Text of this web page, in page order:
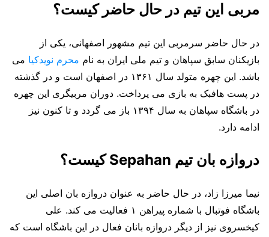
مربی این تیم در حال حاضر کیست؟
در حال حاضر سرمربی این تیم مشهور اصفهانی، یکی از
بازیکنان سابق سپاهان و تیم ملی ایران به نام محرم نویدکیا می
باشد. این چهره متولد سال ۱۳۶۱ در اصفهان است و در گذشته
در پست هافبک به بازی می پرداخت. دوران مربیگری این چهره
در باشگاه سپاهان به سال ۱۳۹۴ باز می گردد و تا کنون نیز
ادامه دارد.
دروازه بان تیم Sepahan کیست؟
نیما میرزا زاد، در حال حاضر به عنوان دروازه بان اصلی این
باشگاه فوتبال با شماره پیراهن ۱ فعالیت می کند. علی
کیخسروی نیز از دیگر دروازه بانان فعال در این باشگاه است که